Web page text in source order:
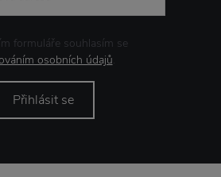
formuláře souhlasím se
osobních údajů.
Přihlásit se